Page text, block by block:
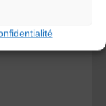
Trad'